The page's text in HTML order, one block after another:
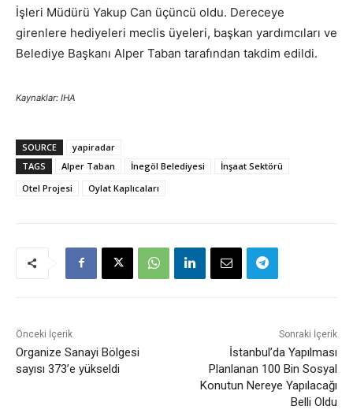
İşleri Müdürü Yakup Can üçüncü oldu. Dereceye
girenlere hediyeleri meclis üyeleri, başkan yardımcıları ve
Belediye Başkanı Alper Taban tarafından takdim edildi.
Kaynaklar: IHA
SOURCE
yapiradar
TAGS
Alper Taban İnegöl Belediyesi
İnşaat Sektörü
Otel Projesi
Oylat Kaplıcaları
Önceki İçerik
Organize Sanayi Bölgesi
sayısı 373’e yükseldi
Sonraki İçerik
İstanbul’da Yapılması
Planlanan 100 Bin Sosyal
Konutun Nereye Yapılacağı
Belli Oldu